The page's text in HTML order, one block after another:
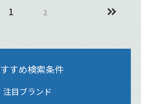
1 2
すめ検索条件
注目ブランド